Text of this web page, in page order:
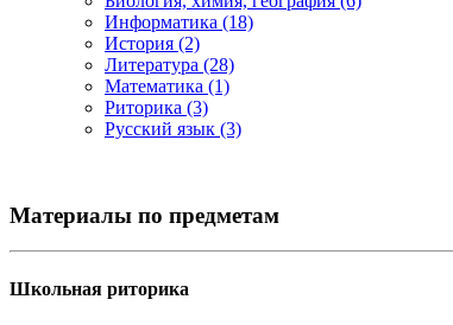
Информатика (18)
История (2)
Литература (28)
Математика (1)
Риторика (3)
Русский язык (3)
Материалы по предметам
Школьная риторика